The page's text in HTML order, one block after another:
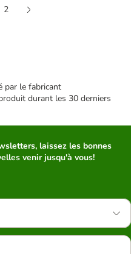
2
par le fabricant
durant les 30 derniers
laissez les bonnes
venir jusqu'à vous!